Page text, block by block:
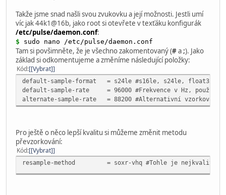
Control: name="Line Out Playback Switch", index=0,
Control: name="Headphone Playback Switch", index=0,
Codec: Nvidia GPU 42 HDMI/DP
rates [0x0]:
bits [0x0]:
rates [0x7f0]: 32000 44100 48000 88200 96000 176400
bits [0xe]: 16 20 24
rates [0x7f0]: 32000 44100 48000 88200 96000 176400
bits [0xe]: 16 20 24
rates [0x7f0]: 32000 44100 48000 88200 96000 176400
bits [0xe]: 16 20 24
Takže jsme snad našli svou zvukovku a její možnosti. Jestli umí
víc jak 44k1@16b, jako root si otevřete v texťáku konfigurák
/etc/pulse/daemon.conf:
$ sudo nano /etc/pulse/daemon.conf
Tam si povšimněte, že je všechno zakomentovaný (#a;). Jako
základ si odkomentujeme a změníme následující položky:
Kód [Vybrat]
default-sample-format = s24le #s16le, s24le, float32le;
default-sample-rate
= 96000 #Frekvence v Hz, použijte
alternate-sample-rate
= 88200 #Alternativní
Pro ještě o něco lepší kvalitu si můžeme změnit metodu
převzorkování:
Kód [Vybrat]
resample-method = soxr-vhq #Tohle je